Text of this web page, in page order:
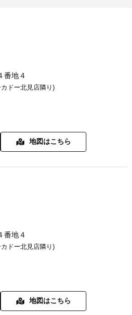
番地４
ドー北見店隣り)
地図はこちら
番地４
ドー北見店隣り)
地図はこちら